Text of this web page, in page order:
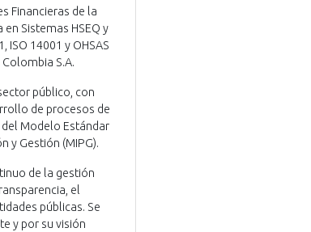
Financieras de la
en Sistemas HSEQ y
14001 y OHSAS
S.A.
público, con
de procesos de
Modelo Estándar
y Gestión (MIPG).
de la gestión
el
públicas. Se
y por su visión